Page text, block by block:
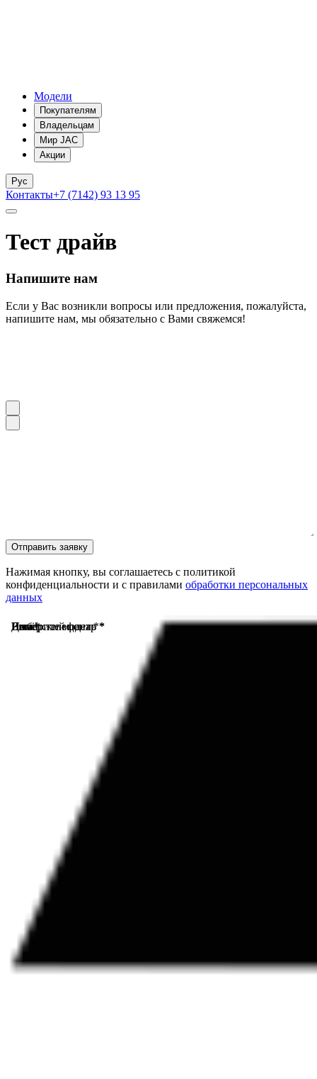
Модели
Покупателям
Владельцам
Мир JAC
Акции
Рус
Контакты+7 (7142) 93 13 95
Тест драйв
Напишите нам
Если у Вас возникли вопросы или предложения, пожалуйста,
напишите нам, мы обязательно с Вами свяжемся!
Имя *
Номер телефона *
Выберите модель *
Дилерский центр *
Email
Отправить заявку
Нажимая кнопку, вы соглашаетесь с политикой
конфиденциальности и с правилами обработки персональных
данных